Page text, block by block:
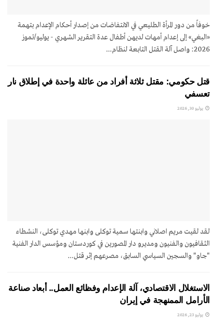
خوفاً من دور المرأة الطليعي في الانتفاضات من إصدار أحكام الإعدام بتهمة
«البغي» إلى إعدام أمهات لديهن أطفال عدة التقرير الشهري - يوليو/تموز
2026: واصل آلة القتل التابعة لنظام...
قتل حكومي: مقتل ثلاثة أفراد من عائلة واحدة في إطلاق نار
تعسفي
يوليو 30, 2026
لقد لقيت مريم اصلاني وابنتها سمية توکلی وابنها مهدي توکلی، النشطاء
الثقافيون والفنيون ومديرو دار المصورين في كوردستان ومؤسس الدار الفنية
"جاو" والسجين السياسي السابق، مصرعهم إثر قتل...
الاستغلال الاقتصادي، آلة الإعدام وفظائع العمل.. أبعاد صناعة
الأرامل الممنهجة في إيران
يوليو 23, 2026